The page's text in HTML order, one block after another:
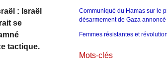
: Israël
se
tactique.
Communiqué du Hamas sur le
désarmement de Gaza
Femmes résistantes et
Mots-clés